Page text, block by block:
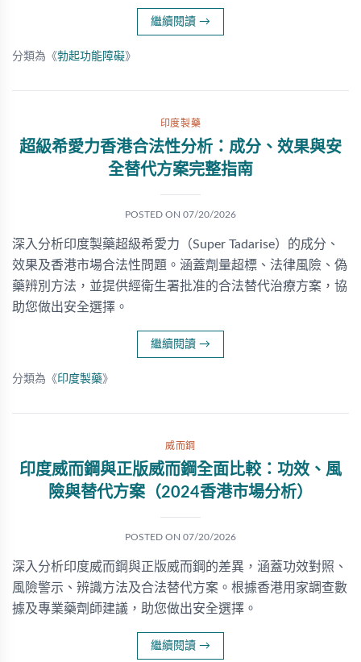
繼續閱讀 →
分類為《勃起功能障礙》
印度製藥
超級希愛力香港合法性分析：成分、效果與安
全替代方案完整指南
POSTED ON 07/20/2026
深入分析印度製藥超級希愛力（Super Tadarise）的成分、
效果及香港市場合法性問題。涵蓋劑量超標、法律風險、偽
藥辨別方法，並提供經衛生署批准的合法替代治療方案，協
助您做出安全選擇。
繼續閱讀 →
分類為《印度製藥》
威而鋼
印度威而鋼與正版威而鋼全面比較：功效、風
險與替代方案（2024香港市場分析）
POSTED ON 07/20/2026
深入分析印度威而鋼與正版威而鋼的差異，涵蓋功效對照、
風險警示、辨識方法及合法替代方案。根據香港用家調查數
據及專業藥劑師建議，助您做出安全選擇。
繼續閱讀 →